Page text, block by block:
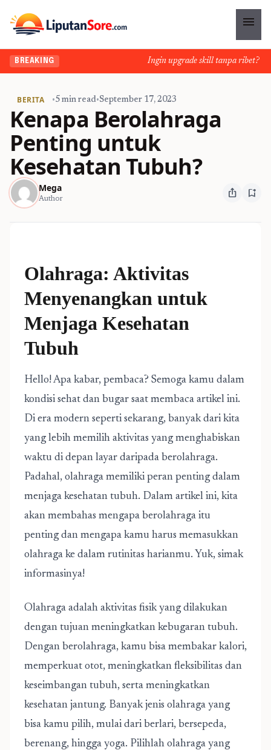
menu
BREAKING Ingin upgrade skill tanpa ribet?
BERITA •5 min read•September 17, 2023
Kenapa Berolahraga
Penting untuk
Kesehatan Tubuh?
Mega
Author ios_share bookmark_add
Olahraga: Aktivitas
Menyenangkan untuk
Menjaga Kesehatan
Tubuh
Hello! Apa kabar, pembaca? Semoga kamu dalam
kondisi sehat dan bugar saat membaca artikel ini.
Di era modern seperti sekarang, banyak dari kita
yang lebih memilih aktivitas yang menghabiskan
waktu di depan layar daripada berolahraga.
Padahal, olahraga memiliki peran penting dalam
menjaga kesehatan tubuh. Dalam artikel ini, kita
akan membahas mengapa berolahraga itu
penting dan mengapa kamu harus memasukkan
olahraga ke dalam rutinitas harianmu. Yuk, simak
informasinya!
Olahraga adalah aktivitas fisik yang dilakukan
dengan tujuan meningkatkan kebugaran tubuh.
Dengan berolahraga, kamu bisa membakar kalori,
memperkuat otot, meningkatkan fleksibilitas dan
keseimbangan tubuh, serta meningkatkan
kesehatan jantung. Banyak jenis olahraga yang
bisa kamu pilih, mulai dari berlari, bersepeda,
berenang, hingga yoga. Pilihlah olahraga yang